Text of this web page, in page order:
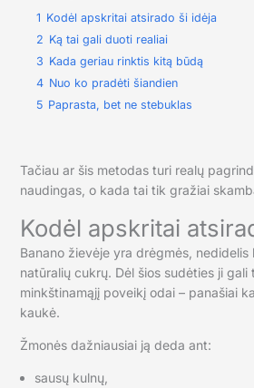
1 Kodėl apskritai atsirado ši idėja
2 Ką tai gali duoti realiai
3 Kada geriau rinktis kitą būdą
4 Nuo ko pradėti šiandien
5 Paprasta, bet ne stebuklas
Tačiau ar šis metodas turi realų
naudingas, o kada tai tik gražiai
Kodėl apskritai
Banano žievėje yra drėgmės,
natūralių cukrų. Dėl šios sudėties ji gali
minkštinamąjį poveikį odai – panašiai
kaukė.
Žmonės dažniausiai ją deda ant:
sausų kulnų,